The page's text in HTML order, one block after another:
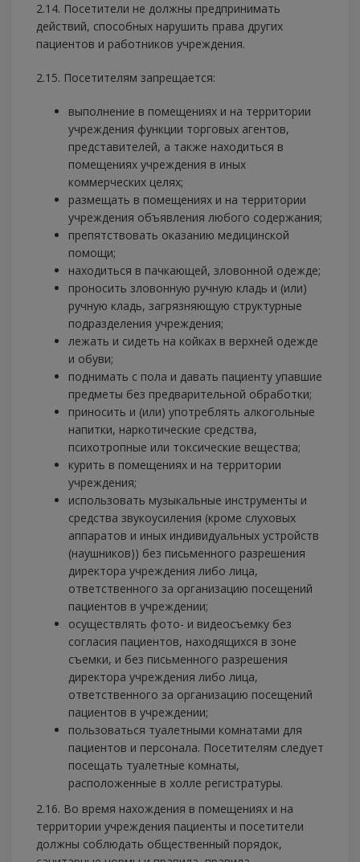
2.14. Посетители не должны предпринимать
действий, способных нарушить права других
пациентов и работников учреждения.
2.15. Посетителям запрещается:
выполнение в помещениях и на территории
учреждения функции торговых агентов,
представителей, а также находиться в
помещениях учреждения в иных
коммерческих целях;
размещать в помещениях и на территории
учреждения объявления любого содержания;
препятствовать оказанию медицинской
помощи;
находиться в пачкающей, зловонной одежде;
проносить зловонную ручную кладь и (или)
ручную кладь, загрязняющую структурные
подразделения учреждения;
лежать и сидеть на койках в верхней одежде
и обуви;
поднимать с пола и давать пациенту упавшие
предметы без предварительной обработки;
приносить и (или) употреблять алкогольные
напитки, наркотические средства,
психотропные или токсические вещества;
курить в помещениях и на территории
учреждения;
использовать музыкальные инструменты и
средства звукоусиления (кроме слуховых
аппаратов и иных индивидуальных устройств
(наушников)) без письменного разрешения
директора учреждения либо лица,
ответственного за организацию посещений
пациентов в учреждении;
осуществлять фото- и видеосъемку без
согласия пациентов, находящихся в зоне
съемки, и без письменного разрешения
директора учреждения либо лица,
ответственного за организацию посещений
пациентов в учреждении;
пользоваться туалетными комнатами для
пациентов и персонала. Посетителям следует
посещать туалетные комнаты,
расположенные в холле регистратуры.
2.16. Во время нахождения в помещениях и на
территории учреждения пациенты и посетители
должны соблюдать общественный порядок,